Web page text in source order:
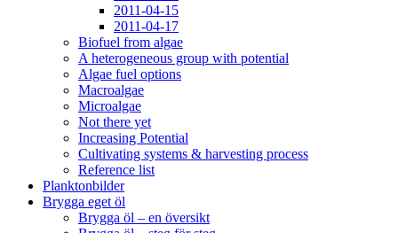
2011-04-15
2011-04-17
Biofuel from algae
A heterogeneous group with potential
Algae fuel options
Macroalgae
Microalgae
Not there yet
Increasing Potential
Cultivating systems & harvesting process
Reference list
Planktonbilder
Brygga eget öl
Brygga öl – en översikt